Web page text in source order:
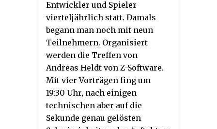
Entwickler und Spieler
vierteljährlich statt. Damals
begann man noch mit neun
Teilnehmern. Organisiert
werden die Treffen von
Andreas Heldt von Z-Software.
Mit vier Vorträgen fing um
19:30 Uhr, nach einigen
technischen aber auf die
Sekunde genau gelösten